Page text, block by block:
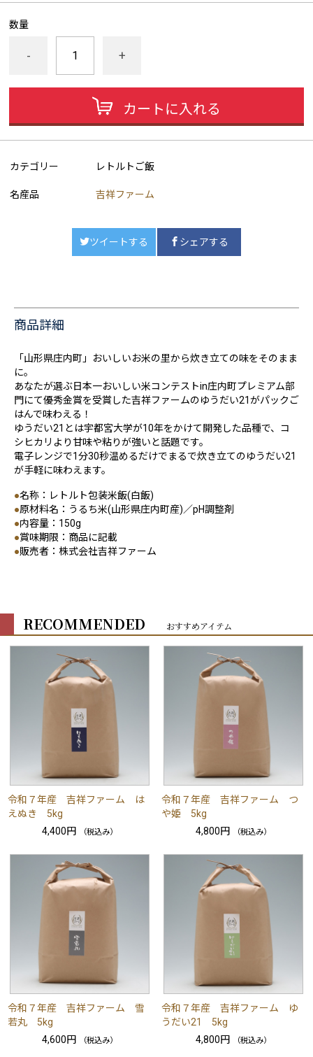
数量
- +
カートに入れる
カテゴリー レトルトご飯
名産品 吉祥ファーム
ツイートする シェアする
商品詳細
「山形県庄内町」おいしいお米の里から炊き立ての味をそのまま
に。
あなたが選ぶ日本一おいしい米コンテストin庄内町プレミアム部
門にて優秀金賞を受賞した吉祥ファームのゆうだい21がパックご
はんで味わえる！
ゆうだい21とは宇都宮大学が10年をかけて開発した品種で、コ
シヒカリより甘味や粘りが強いと話題です。
電子レンジで1分30秒温めるだけでまるで炊き立てのゆうだい21
が手軽に味わえます。
●名称：レトルト包装米飯(白飯)
●原材料名：うるち米(山形県庄内町産)／pH調整剤
●内容量：150g
●賞味期限：商品に記載
●販売者：株式会社吉祥ファーム
RECOMMENDED おすすめアイテム
令和７年産 吉祥ファーム は
えぬき 5kg
4,400円
（税込み）
令和７年産 吉祥ファーム つ
や姫 5kg
4,800円
（税込み）
令和７年産 吉祥ファーム 雪
若丸 5kg
4,600円
（税込み）
令和７年産 吉祥ファーム ゆ
うだい21 5kg
4,800円
（税込み）